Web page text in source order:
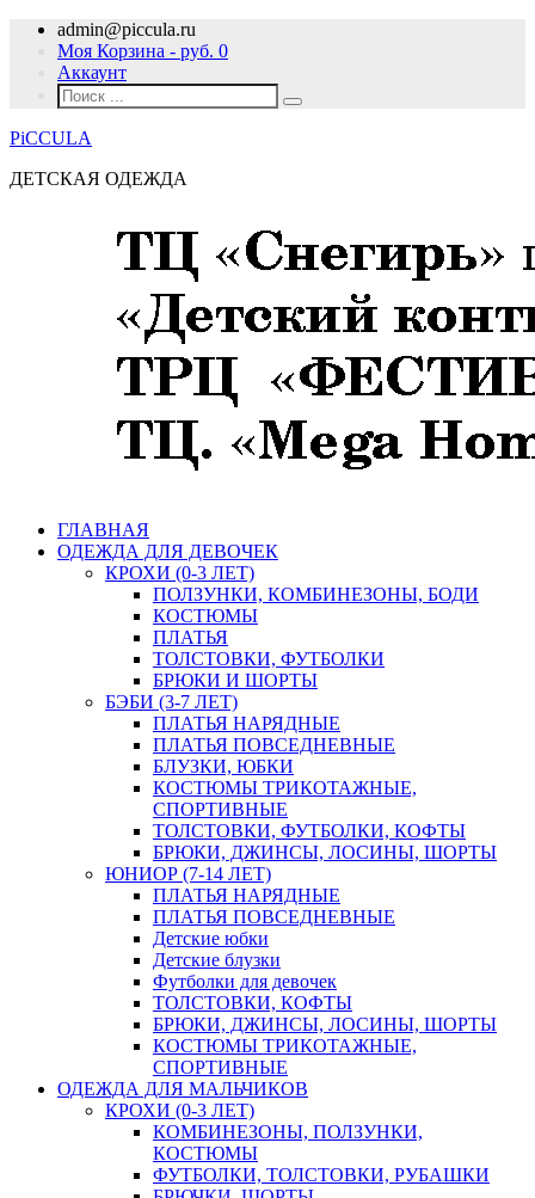
admin@piccula.ru
Моя Корзина - руб. 0
Аккаунт
PiCCULA
ДЕТСКАЯ ОДЕЖДА
ГЛАВНАЯ
ОДЕЖДА ДЛЯ ДЕВОЧЕК
КРОХИ (0-3 ЛЕТ)
ПОЛЗУНКИ, КОМБИНЕЗОНЫ, БОДИ
КОСТЮМЫ
ПЛАТЬЯ
ТОЛСТОВКИ, ФУТБОЛКИ
БРЮКИ И ШОРТЫ
БЭБИ (3-7 ЛЕТ)
ПЛАТЬЯ НАРЯДНЫЕ
ПЛАТЬЯ ПОВСЕДНЕВНЫЕ
БЛУЗКИ, ЮБКИ
КОСТЮМЫ ТРИКОТАЖНЫЕ,
СПОРТИВНЫЕ
ТОЛСТОВКИ, ФУТБОЛКИ, КОФТЫ
БРЮКИ, ДЖИНСЫ, ЛОСИНЫ, ШОРТЫ
ЮНИОР (7-14 ЛЕТ)
ПЛАТЬЯ НАРЯДНЫЕ
ПЛАТЬЯ ПОВСЕДНЕВНЫЕ
Детские юбки
Детские блузки
Футболки для девочек
ТОЛСТОВКИ, КОФТЫ
БРЮКИ, ДЖИНСЫ, ЛОСИНЫ, ШОРТЫ
КОСТЮМЫ ТРИКОТАЖНЫЕ,
СПОРТИВНЫЕ
ОДЕЖДА ДЛЯ МАЛЬЧИКОВ
КРОХИ (0-3 ЛЕТ)
КОМБИНЕЗОНЫ, ПОЛЗУНКИ,
КОСТЮМЫ
ФУТБОЛКИ, ТОЛСТОВКИ, РУБАШКИ